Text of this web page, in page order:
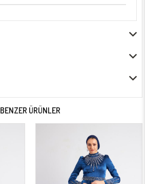
BENZER ÜRÜNLER